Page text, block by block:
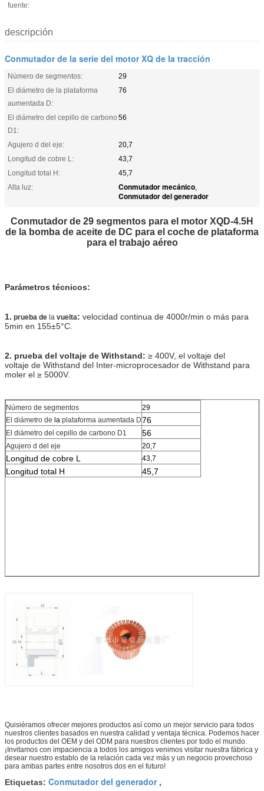
fuente:
descripción
Conmutador de la serie del motor XQ de la tracción
Número de segmentos:
29
El diámetro de la plataforma
aumentada D:
76
El diámetro del cepillo de carbono
D1:
56
Agujero d del eje:
20,7
Longitud de cobre L:
43,7
Longitud total H:
45,7
Alta luz:
Conmutador mecánico,
Conmutador del generador
Conmutador de 29 segmentos para el motor XQD-4.5H
de la bomba de aceite de DC para el coche de plataforma
para el trabajo aéreo
Parámetros técnicos:
1. prueba de la vuelta: velocidad continua de 4000r/min o más para
5min en 155±5°C.
2. prueba del voltaje de Withstand: ≥ 400V, el voltaje del
voltaje de Withstand del Inter-microprocesador de Withstand para
moler el ≥ 5000V.
Número de segmentos
29
El diámetro de la plataforma aumentada D76
El diámetro del cepillo de carbono D1 56
Agujero d del eje 20,7
Longitud de cobre L 43,7
Longitud total H 45,7
Quisiéramos ofrecer mejores productos así como un mejor servicio para todos
nuestros clientes basados en nuestra calidad y ventaja técnica. Podemos hacer
los productos del OEM y del ODM para nuestros clientes por todo el mundo.
¡Invitamos con impaciencia a todos los amigos venimos visitar nuestra fábrica y
desear nuestro establo de la relación cada vez más y un negocio provechoso
para ambas partes entre nosotros dos en el futuro!
Etiquetas: Conmutador del generador,